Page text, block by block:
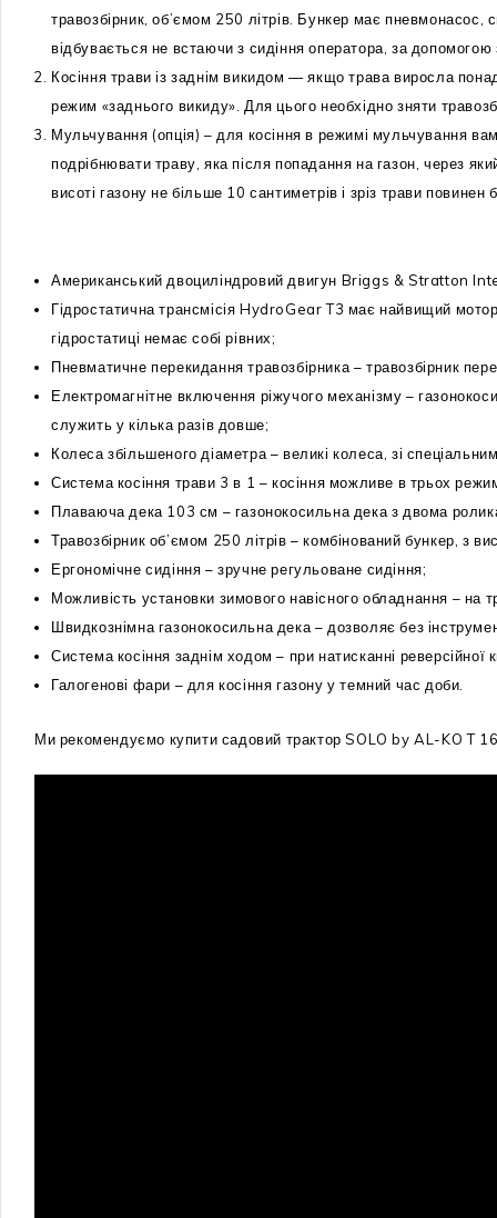
травозбірник, об’ємом 250 літрів. Бункер має
відбувається не встаючи з сидіння оператора, за допомогою
Косіння трави із заднім викидом — якщо трава виросла
режим «заднього викиду». Для цього необхідно зняти
Мульчування (опція) – для косіння в режимі мульчування
подрібнювати траву, яка після попадання на газон, через
висоті газону не більше 10 сантиметрів і зріз трави
Американський двоциліндровий двигун Briggs & Stratton
Гідростатична трансмісія HydroGear T3 має найвищий
гідростатиці немає собі рівних;
Пневматичне перекидання травозбірника – травозбірник
Електромагнітне включення ріжучого механізму –
служить у кілька разів довше;
Колеса збільшеного діаметра – великі колеса, зі
Система косіння трави 3 в 1 – косіння можливе в трьох
Плаваюча дека 103 см – газонокосильна дека з двома
Травозбірник об’ємом 250 літрів – комбінований бункер, з
Ергономічне сидіння – зручне регульоване сидіння;
Можливість установки зимового навісного обладнання – на
Швидкознімна газонокосильна дека – дозволяє без
Система косіння заднім ходом – при натисканні
Галогенові фари – для косіння газону у темний час доби.
Ми рекомендуємо купити садовий трактор SOLO by AL-KO T